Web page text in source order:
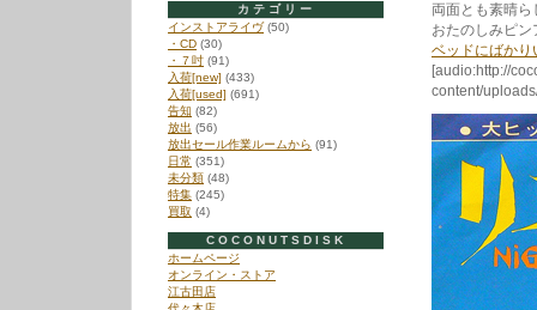
両面とも素晴
おたのしみピ
ベッドにばかり
[audio:http://
content/
カテゴリー
インストアライヴ(50)
・CD (30)
・７吋 (91)
入荷[new] (433)
入荷[used] (691)
告知 (82)
放出 (56)
放出セール作業ルームから (91)
日常 (351)
未分類 (48)
特集 (245)
買取 (4)
COCONUTSDISK
ホームページ
オンライン・ストア
江古田店